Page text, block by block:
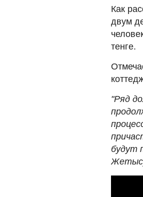
Как
двум
тенге.
"Ряд
будут